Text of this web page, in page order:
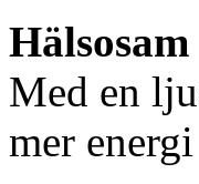
Hälsosam
Med en
mer